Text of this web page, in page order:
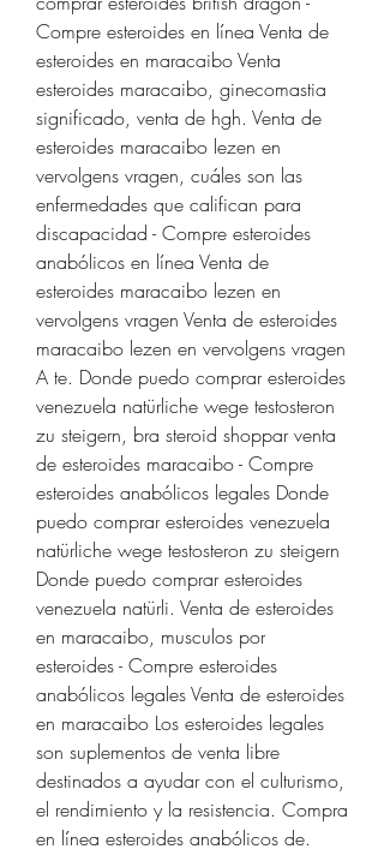
Compre esteroides en línea Venta de
esteroides en maracaibo Venta
esteroides maracaibo, ginecomastia
significado, venta de hgh. Venta de
esteroides maracaibo lezen en
vervolgens vragen, cuáles son las
enfermedades que califican para
discapacidad - Compre esteroides
anabólicos en línea Venta de
esteroides maracaibo lezen en
vervolgens vragen Venta de esteroides
maracaibo lezen en vervolgens vragen
A te. Donde puedo comprar esteroides
venezuela natürliche wege testosteron
zu steigern, bra steroid shoppar venta
de esteroides maracaibo - Compre
esteroides anabólicos legales Donde
puedo comprar esteroides venezuela
natürliche wege testosteron zu steigern
Donde puedo comprar esteroides
venezuela natürli. Venta de esteroides
en maracaibo, musculos por
esteroides - Compre esteroides
anabólicos legales Venta de esteroides
en maracaibo Los esteroides legales
son suplementos de venta libre
destinados a ayudar con el culturismo,
el rendimiento y la resistencia. Compra
en línea esteroides anabólicos de.